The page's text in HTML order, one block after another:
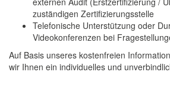
zuständigen Zertifizierungsstelle
Telefonische Unterstützung oder
Videokonferenzen bei
Auf Basis unseres kostenfreien
wir Ihnen ein individuelles und